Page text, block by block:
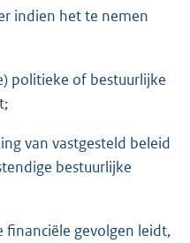
indien het te nemen
politieke of bestuurlijke
van vastgesteld beleid
bestuurlijke
gevolgen leidt,